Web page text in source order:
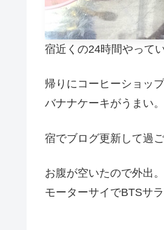
宿近くの24時間やって
帰りにコーヒーショッ
バナナケーキがうまい。
宿でブログ更新して過ご
お腹が空いたので外出。
モーターサイでBTSサ